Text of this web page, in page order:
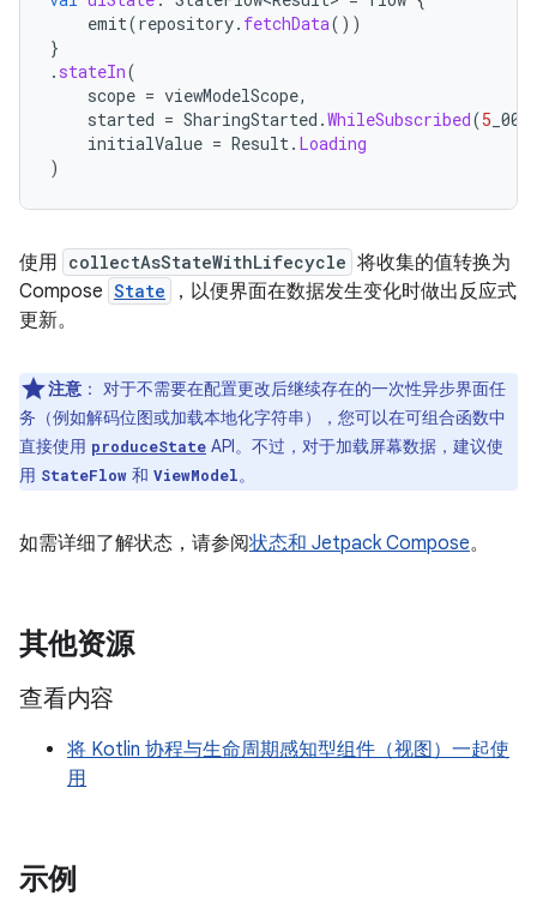
emit(repository. fetchData())
}
. stateIn(
scope = viewModelScope,
started = SharingStarted .WhileSubscribed(5 _000
initialValue = Result. Loading
)
使用 collectAsStateWithLifecycle 将收集的值转换为
Compose State
，以便界面在数据发生变化时做出反应式
更新。
注意 ： 对于不需要在配置更改后继续存在的一次性异步界面任
务（例如解码位图或加载本地化字符串），您可以在可组合函数中
直接使用 produceState API。不过，对于加载屏幕数据，建议使
用 StateFlow 和 ViewModel。
如需详细了解状态，请参阅状态和 Jetpack Compose。
其他资源
查看内容
将 Kotlin 协程与生命周期感知型组件（视图）一起使
用
示例